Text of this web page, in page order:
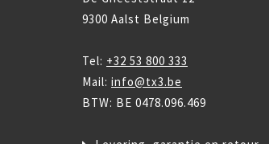
9300 Aalst Belgium
Tel: +32 53 800 333
Mail: info@tx3.be
BTW: BE 0478.096.469